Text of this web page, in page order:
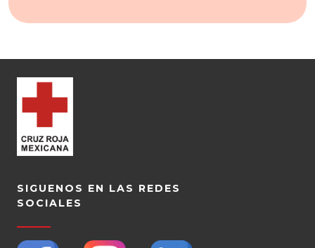
SIGUENOS EN LAS REDES
SOCIALES